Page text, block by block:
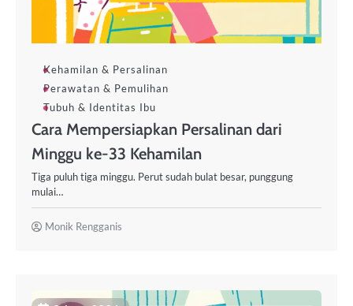
Kehamilan & Persalinan
Perawatan & Pemulihan
Tubuh & Identitas Ibu
Cara Mempersiapkan Persalinan dari
Minggu ke-33 Kehamilan
Tiga puluh tiga minggu. Perut sudah bulat besar, punggung
mulai…
Monik Rengganis